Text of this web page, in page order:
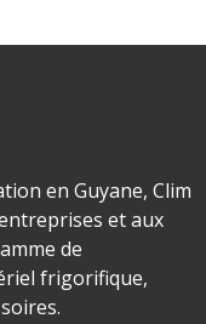
en Guyane, Clim
et aux
de
frigorifique,